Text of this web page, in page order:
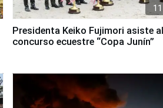
11
Presidenta Keiko Fujimori asiste al
concurso ecuestre “Copa Junín”